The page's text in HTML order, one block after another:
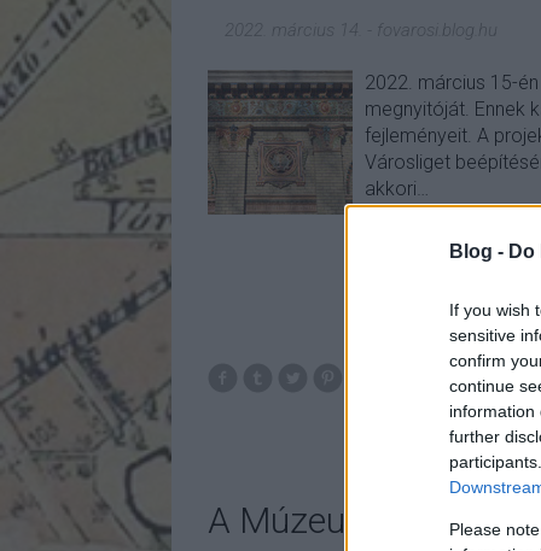
Blog -
If you wish
sensitive
confirm
continue
information
further
Please
2022. március 14. fovarosi.blog.hu
2022. március 15-
megnyitóját. Ennek
fejleményeit. A
Városliget
akkori…
bp14
A Múzeumi Negyed